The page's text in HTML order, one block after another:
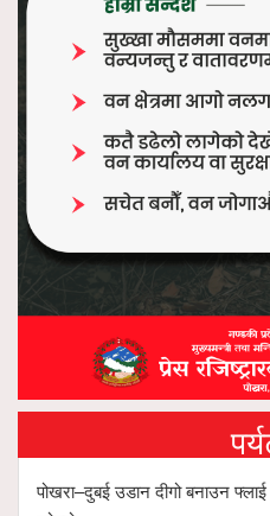
पोखरा–दुबई उडान दीगो बनाउन